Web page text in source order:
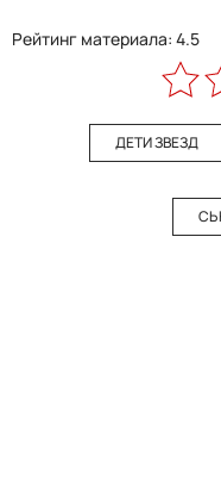
Рейтинг материала: 4.5
ДЕТИ ЗВЕЗД